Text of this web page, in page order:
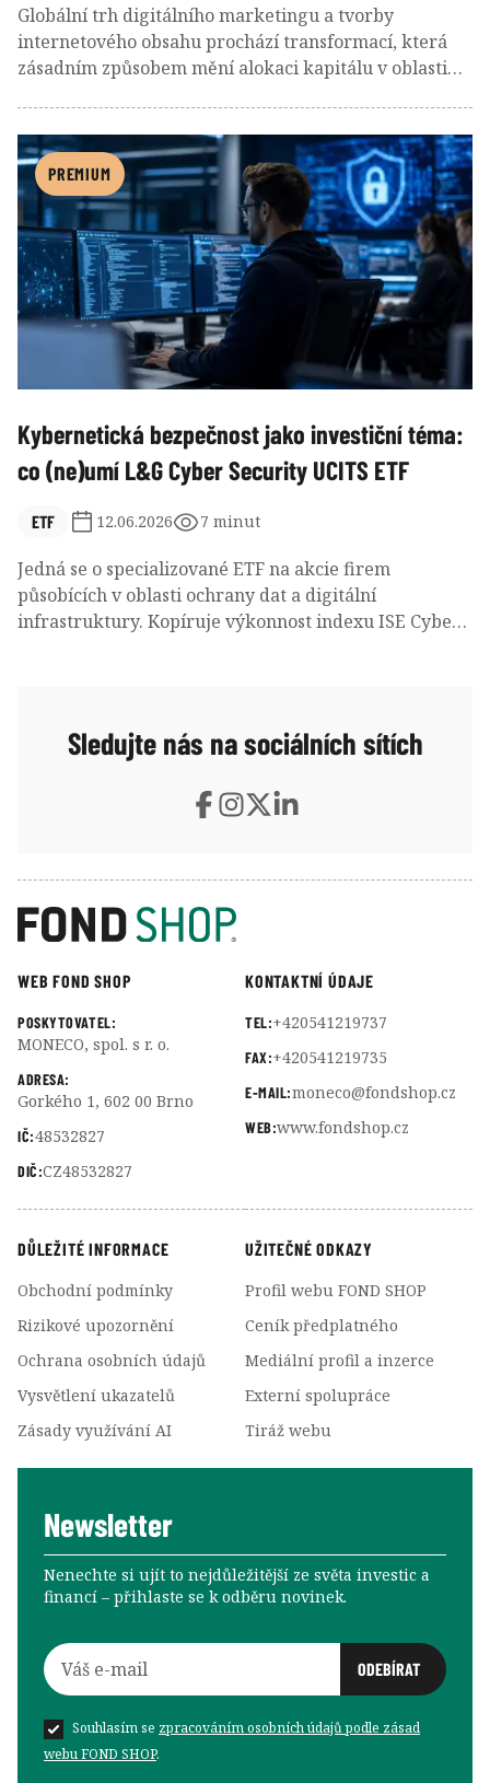
Globální trh digitálního marketingu a tvorby
internetového obsahu prochází transformací, která
zásadním způsobem mění alokaci kapitálu v oblasti
tradičních mediálních domů směrem k nezávislým
tvůrcům, mezi nimiž tvoří specifickou a vysoce
ziskovou skupinu rodinné profily.
PREMIUM
Kybernetická bezpečnost jako investiční téma:
co (ne)umí L&G Cyber Security UCITS ETF
ETF 12.06.2026 7 minut
Jedná se o specializované ETF na akcie firem
působících v oblasti ochrany dat a digitální
infrastruktury. Kopíruje výkonnost indexu ISE Cyber
faktorů udržitelnosti ESG. I když toto ETF vykazuje
vysokou volatilitu, může zaujmout dlouhodobé
očekávaného rozmachu výdajů na kybernetickou
Sledujte nás na sociálních sítích
WEB FOND SHOP
POSKYTOVATEL:
MONECO, spol. s r. o.
ADRESA:
Gorkého 1, 602 00 Brno
IČ:48532827
DIČ:CZ48532827
KONTAKTNÍ ÚDAJE
TEL:+420541219737
FAX:+420541219735
E-MAIL:moneco@fondshop.cz
WEB:www.fondshop.cz
DŮLEŽITÉ INFORMACE
Obchodní podmínky
Rizikové upozornění
Ochrana osobních údajů
Vysvětlení ukazatelů
Zásady využívání AI
UŽITEČNÉ ODKAZY
Profil webu FOND SHOP
Ceník předplatného
Mediální profil a inzerce
Externí spolupráce
Tiráž webu
Newsletter
Nenechte si ujít to nejdůležitější ze světa investic a
financí –⁠⁠⁠⁠⁠⁠ přihlaste se k odběru novinek.
Souhlasím se zpracováním osobních údajů podle zásad
webu FOND SHOP.